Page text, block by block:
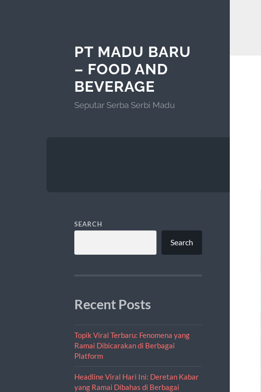
PT MADU BARU
– FOOD AND
BEVERAGE
Seputar Serba Serbi Madu
SEARCH
Search
Recent Posts
Topik Viral Terbaru: Fenomena yang
Ramai Dibicarakan di Berbagai
Platform
Headline Viral Hari Ini: Deretan Kabar
yang Ramai Dibahas di Berbagai